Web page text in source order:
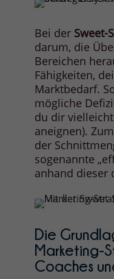
Bei der Sweet-
darum, die
Bereichen
Fähigkeiten,
Marktbedarf.
mögliche
du dir
aneignen).
der
sogenannte
anhand dieser
Die
Marketing-
Coaches